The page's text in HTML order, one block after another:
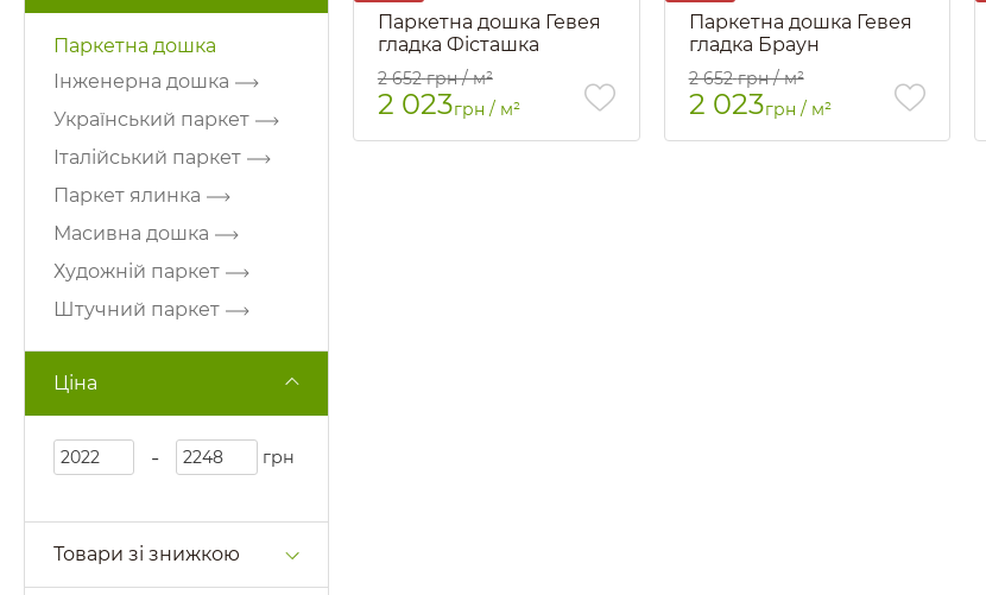
Паркетна дошка
Інженерна дошка
Український паркет
Італійський паркет
Паркет ялинка
Масивна дошка
Художній паркет
Штучний паркет
Ціна
- грн
Товари зі знижкою
Паркетна дошка Гевея
гладка Фісташка
Артикул::
2 652 грн / м²
2 023грн / м²
Паркетна дошка Гевея
гладка Браун
Артикул:: 308
2 652 грн / м²
2 023грн / м²